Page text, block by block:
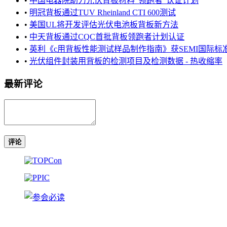
• 明冠背板通过TUV Rheinland CTI 600测试
• 美国UL将开发评估光伏电池板背板新方法
• 中天背板通过CQC首批背板领跑者计划认证
• 英利《c用背板性能测试样品制作指南》获SEMI国际标
• 光伏组件封装用背板的检测项目及检测数据 - 热收缩率
最新评论
评论